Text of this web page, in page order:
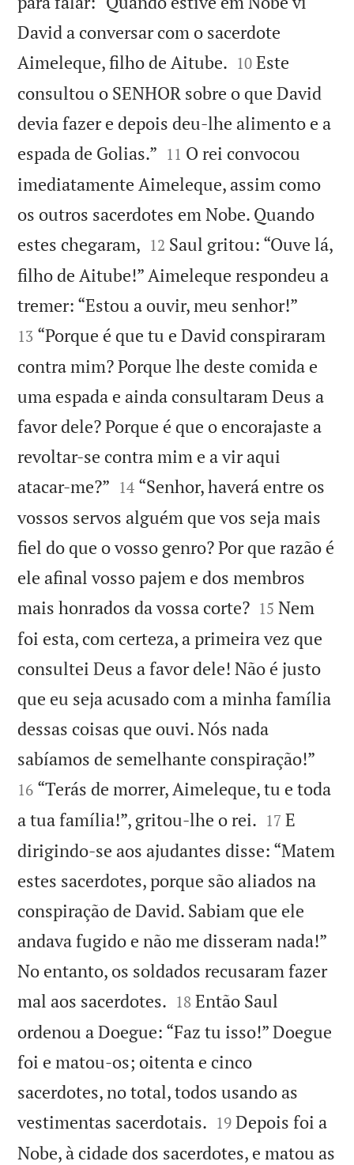
David a conversar com o sacerdote
Aimeleque, filho de Aitube. 

10 Este
consultou o SENHOR sobre o que David
devia fazer e depois deu-lhe alimento e a
espada de Golias.” 

11 O rei convocou
imediatamente Aimeleque, assim como
os outros sacerdotes em Nobe. Quando
estes chegaram, 

12 Saul gritou: “Ouve lá,
filho de Aitube!” Aimeleque respondeu a
tremer: “Estou a ouvir, meu senhor!”
13 “Porque é que tu e David conspiraram
contra mim? Porque lhe deste comida e
uma espada e ainda consultaram Deus a
favor dele? Porque é que o encorajaste a
revoltar-se contra mim e a vir aqui
atacar-me?” 

14 “Senhor, haverá entre os
vossos servos alguém que vos seja mais
fiel do que o vosso genro? Por que razão é
ele afinal vosso pajem e dos membros
mais honrados da vossa corte?
15 Nem
foi esta, com certeza, a primeira vez que
consultei Deus a favor dele! Não é justo
que eu seja acusado com a minha família
dessas coisas que ouvi. Nós nada
sabíamos de semelhante conspiração!”
16 “Terás de morrer, Aimeleque, tu e toda
a tua família!”, gritou-lhe o rei. 

17 E
dirigindo-se aos ajudantes disse: “Matem
estes sacerdotes, porque são aliados na
conspiração de David. Sabiam que ele
andava fugido e não me disseram nada!”
No entanto, os soldados recusaram fazer
mal aos sacerdotes. 

18 Então Saul
ordenou a Doegue: “Faz tu isso!” Doegue
foi e matou-os; oitenta e cinco
sacerdotes, no total, todos usando as
vestimentas sacerdotais. 

19 Depois foi a
Nobe, à cidade dos sacerdotes, e matou as